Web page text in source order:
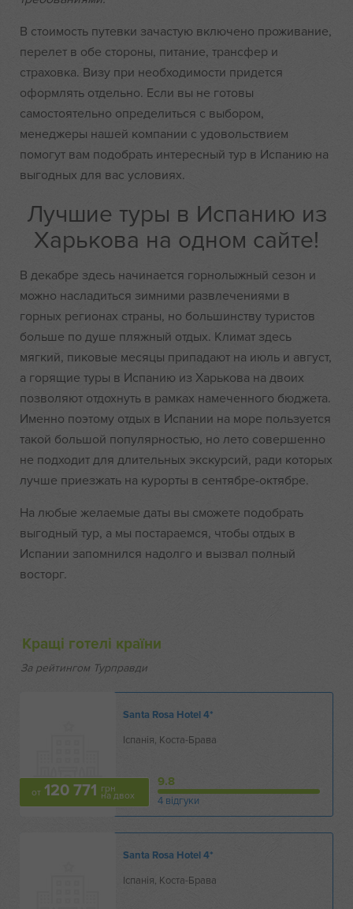
В стоимость путевки зачастую включено проживание,
перелет в обе стороны, питание, трансфер и
страховка. Визу при необходимости придется
оформлять отдельно. Если вы не готовы
самостоятельно определиться с выбором,
менеджеры нашей компании с удовольствием
помогут вам подобрать интересный тур в Испанию на
выгодных для вас условиях.
Лучшие туры в Испанию из
Харькова на одном сайте!
В декабре здесь начинается горнолыжный сезон и
можно насладиться зимними развлечениями в
горных регионах страны, но большинству туристов
больше по душе пляжный отдых. Климат здесь
мягкий, пиковые месяцы припадают на июль и август,
а горящие туры в Испанию из Харькова на двоих
позволяют отдохнуть в рамках намеченного бюджета.
Именно поэтому отдых в Испании на море пользуется
такой большой популярностью, но лето совершенно
не подходит для длительных экскурсий, ради которых
лучше приезжать на курорты в сентябре-октябре.
На любые желаемые даты вы сможете подобрать
выгодный тур, а мы постараемся, чтобы отдых в
Испании запомнился надолго и вызвал полный
восторг.
Кращі готелі країни
За рейтингом Турправди
от 120 771 грн
на двох
Santa Rosa Hotel4*
Іспанія, Коста-Брава
9.8
4 відгуки
Santa Rosa Hotel4*
Іспанія, Коста-Брава